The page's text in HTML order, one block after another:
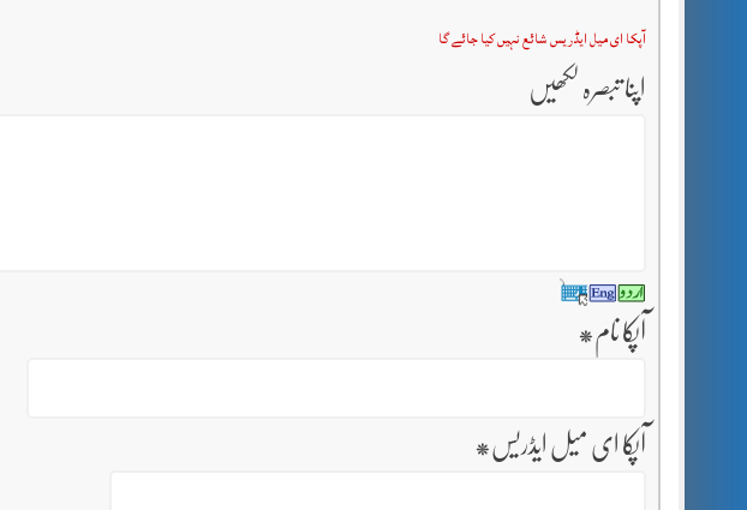
آپکا ای میل ایڈریس شائع نہیں کیا جائے گا
اپنا تبصرہ لکھیں
آپکا نام *
آپکا ای میل ایڈریس *